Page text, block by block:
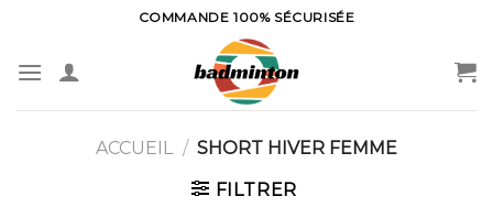
content
COMMANDE 100% SÉCURISÉE
ACCUEIL / SHORT HIVER FEMME
FILTRER